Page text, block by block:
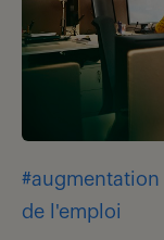
#augmentation
de l'emploi